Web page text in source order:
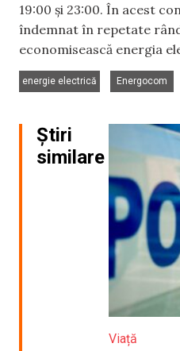
19:00 și 23:00. În acest
îndemnat în repetate
economisească energia
energie electrică
Energocom
Știri
similare
Viață